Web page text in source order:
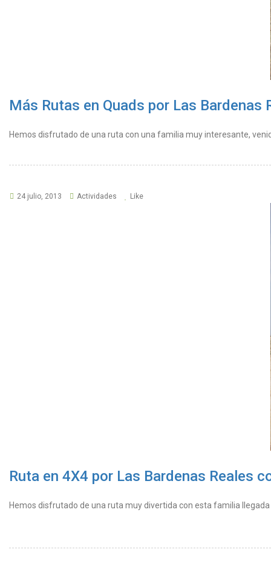
Más Rutas en Quads por Las Bardenas
Hemos disfrutado de una ruta con una familia muy interesante,
24 julio, 2013 Actividades Like
Ruta en 4X4 por Las Bardenas Reales
Hemos disfrutado de una ruta muy divertida con esta familia